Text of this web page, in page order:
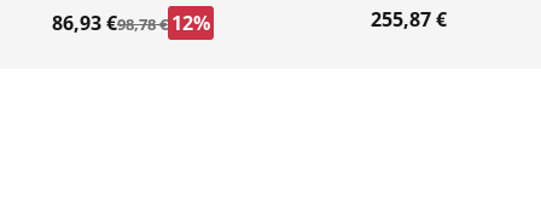
86,93 €98,78 € 12% 255,87 €